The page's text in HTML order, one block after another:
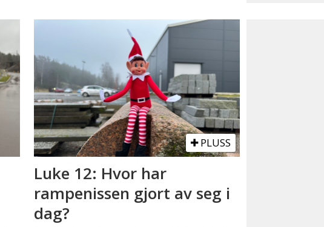
PLUSS
Luke 12: Hvor har
rampenissen gjort av seg i
dag?